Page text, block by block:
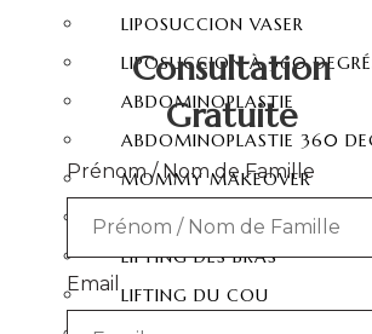
LIPOSUCCION VASER
LIPOSUCCION À 360
ABDOMINOPLASTIE
ABDOMINOPLASTIE 360
MOMMY MAKEOVER
SIX PACK CHIRURGIE
LIFTING DES BRAS
LIFTING DU COU
Consultation
Gratuite
Prénom / Nom de Famille
Email